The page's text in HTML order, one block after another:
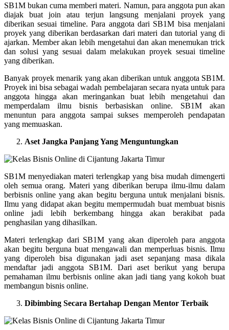
SB1M bukan cuma memberi materi. Namun, para anggota pun akan
diajak buat join atau terjun langsung menjalani proyek yang
diberikan sesuai timeline. Para anggota dari SB1M bisa menjalani
proyek yang diberikan berdasarkan dari materi dan tutorial yang di
ajarkan. Member akan lebih mengetahui dan akan menemukan trick
dan solusi yang sesuai dalam melakukan proyek sesuai timeline
yang diberikan.
Banyak proyek menarik yang akan diberikan untuk anggota SB1M.
Proyek ini bisa sebagai wadah pembelajaran secara nyata untuk para
anggota hingga akan meringankan buat lebih mengetahui dan
memperdalam ilmu bisnis berbasiskan online. SB1M akan
menuntun para anggota sampai sukses memperoleh pendapatan
yang memuaskan.
Aset Jangka Panjang Yang Menguntungkan
SB1M menyediakan materi terlengkap yang bisa mudah dimengerti
oleh semua orang. Materi yang diberikan berupa ilmu-ilmu dalam
berbisnis online yang akan begitu berguna untuk menjalani bisnis.
Ilmu yang didapat akan begitu mempermudah buat membuat bisnis
online jadi lebih berkembang hingga akan berakibat pada
penghasilan yang dihasilkan.
Materi terlengkap dari SB1M yang akan diperoleh para anggota
akan begitu berguna buat mengawali dan memperluas bisnis. Ilmu
yang diperoleh bisa digunakan jadi aset sepanjang masa dikala
mendaftar jadi anggota SB1M. Dari aset berikut yang berupa
pemahaman ilmu berbisnis online akan jadi tiang yang kokoh buat
membangun bisnis online.
Dibimbing Secara Bertahap Dengan Mentor Terbaik